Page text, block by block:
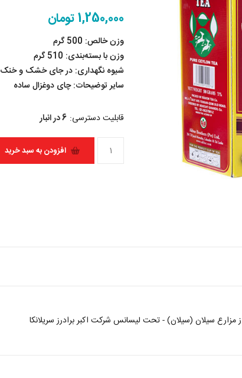
1,250,000 تومان
وزن خالص: 500 گرم
وزن با بسته‌بندی: 510 گرم
شیوه نگهداری: در جای خشک و خنک
سایر توضیحات: چای دوغزال ساده
قابلیت دسترسی: 6 در انبار
سیلان (سیلان) - تحت لیسانس شرکت اکبر برادرز سریلانکا